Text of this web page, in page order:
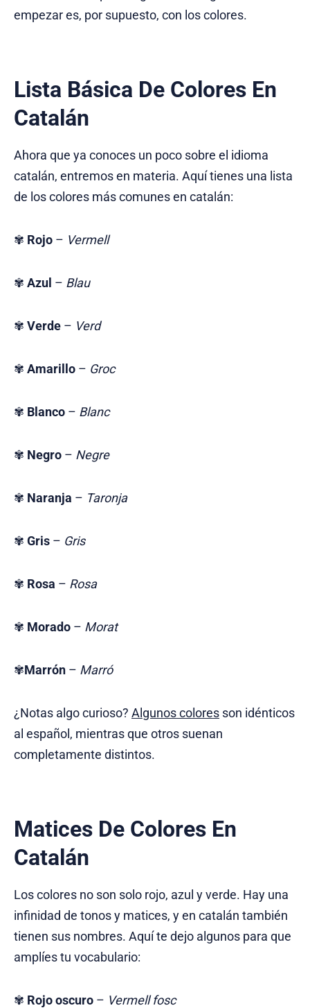
empezar es, por supuesto, con los colores.
Lista Básica De Colores En
Catalán
Ahora que ya conoces un poco sobre el idioma
catalán, entremos en materia. Aquí tienes una lista
de los colores más comunes en catalán:
✾ Rojo – Vermell
✾ Azul – Blau
✾ Verde – Verd
✾ Amarillo – Groc
✾ Blanco – Blanc
✾ Negro – Negre
✾ Naranja – Taronja
✾ Gris – Gris
✾ Rosa – Rosa
✾ Morado – Morat
✾Marrón – Marró
¿Notas algo curioso? Algunos colores son idénticos
al español, mientras que otros suenan
completamente distintos.
Matices De Colores En
Catalán
Los colores no son solo rojo, azul y verde. Hay una
infinidad de tonos y matices, y en catalán también
tienen sus nombres. Aquí te dejo algunos para que
amplíes tu vocabulario:
✾ Rojo oscuro – Vermell fosc